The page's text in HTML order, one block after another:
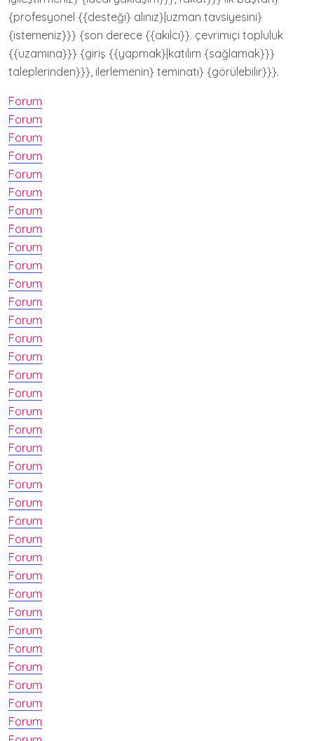
{profesyonel {{desteği} alınız}|uzman tavsiyesini}
{istemeniz}}} {son derece {{akılcı}}. çevrimiçi topluluk
{{uzamına}}} {giriş {{yapmak}|katılım {sağlamak}}}
taleplerinden}}}, ilerlemenin} teminatı} {görülebilir}}}.
Forum
Forum
Forum
Forum
Forum
Forum
Forum
Forum
Forum
Forum
Forum
Forum
Forum
Forum
Forum
Forum
Forum
Forum
Forum
Forum
Forum
Forum
Forum
Forum
Forum
Forum
Forum
Forum
Forum
Forum
Forum
Forum
Forum
Forum
Forum